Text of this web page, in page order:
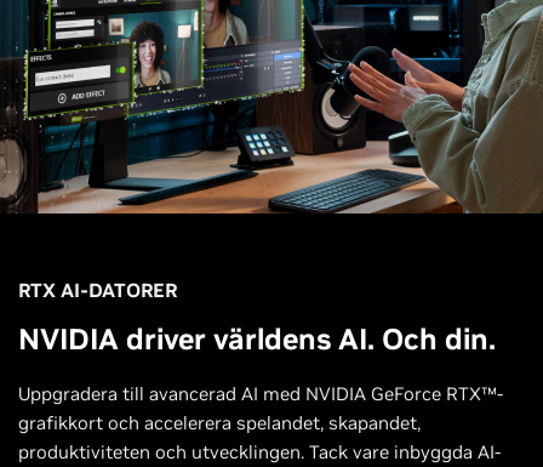
RTX AI-DATORER
NVIDIA driver världens AI. Och din.
Uppgradera till avancerad AI med NVIDIA GeForce RTX™-
grafikkort och accelerera spelandet, skapandet,
produktiviteten och utvecklingen. Tack vare inbyggda AI-